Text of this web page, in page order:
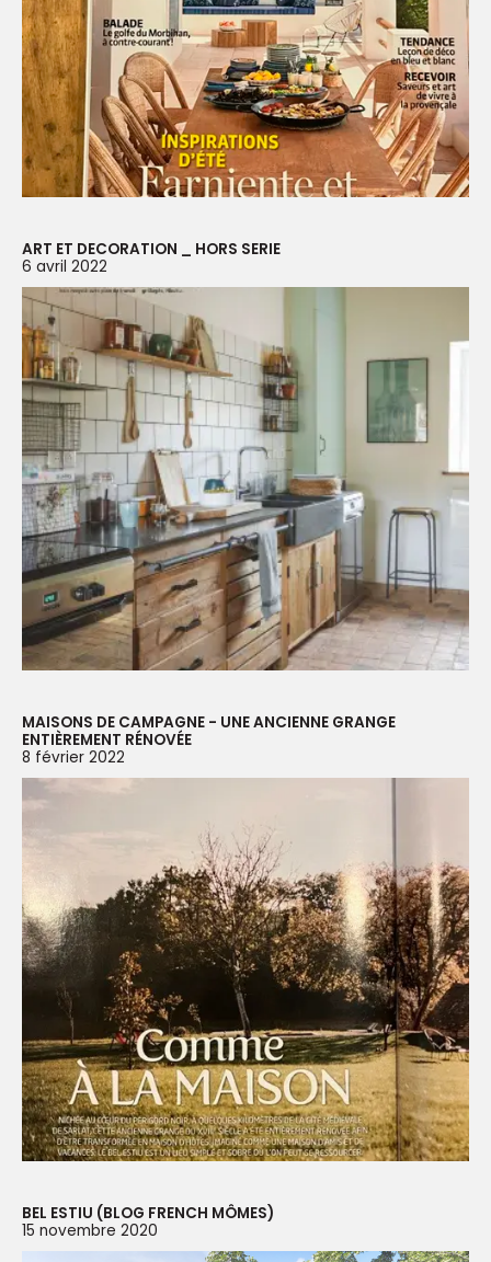
ART ET DECORATION _ HORS SERIE
6 avril 2022
MAISONS DE CAMPAGNE - UNE ANCIENNE GRANGE
ENTIÈREMENT RÉNOVÉE
8 février 2022
BEL ESTIU (BLOG FRENCH MÔMES)
15 novembre 2020